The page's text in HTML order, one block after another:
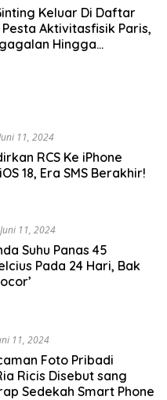
Keluar Di Daftar
Aktivitasfisik Paris,
Hingga
11, 2024
RCS Ke iPhone
18, Era SMS Berakhir!
Juni 11, 2024
Suhu Panas 45
Pada 24 Hari, Bak
11, 2024
Foto Pribadi
Ricis Disebut sang
Sedekah Smart Phone